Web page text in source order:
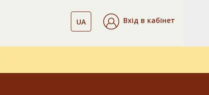
UA Вхід в кабінет